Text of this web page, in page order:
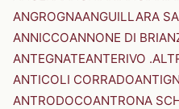
ANGROGNAANGUILLARA
ANNICCOANNONE DI
ANTEGNATEANTERIVO
ANTICOLI CORRADO
ANTRODOCOANTRONA